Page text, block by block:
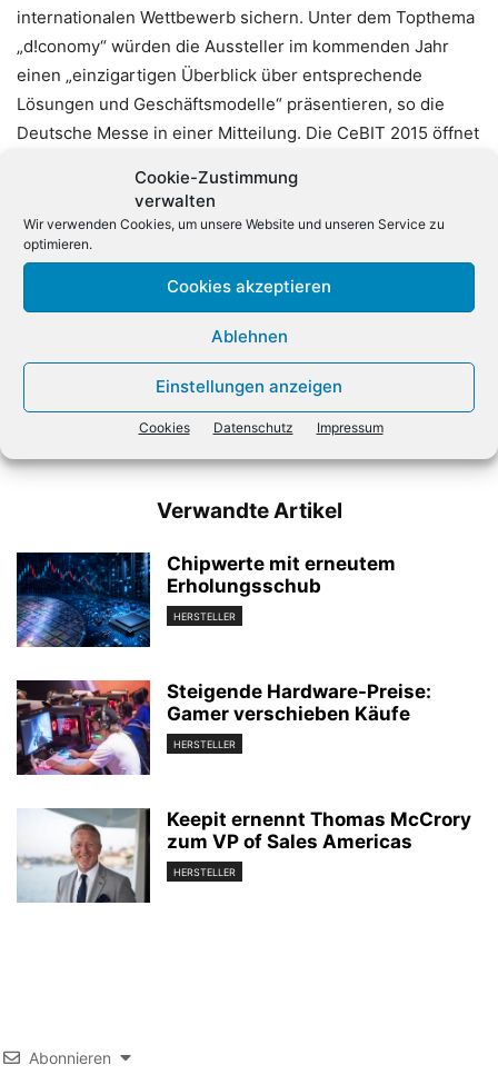
Cookie-Zustimmung
verwalten
Wir verwenden Cookies, um unsere Website und unseren Service zu
optimieren.
Cookies akzeptieren
Ablehnen
Einstellungen anzeigen
Cookies Datenschutz Impressum
internationalen Wettbewerb sichern. Unter dem Topthema
„d!conomy“ würden die Aussteller im kommenden Jahr
einen „einzigartigen Überblick über entsprechende
Lösungen und Geschäftsmodelle“ präsentieren, so die
Deutsche Messe in einer Mitteilung. Die CeBIT 2015 öffnet
bis zum 20. März 2015.
Gamer spielen gemeinsam
Wachstum im Online-Handel
schwächt sich ab
Verwandte Artikel
Chipwerte mit erneutem
Erholungsschub
HERSTELLER
Steigende Hardware-Preise:
Gamer verschieben Käufe
HERSTELLER
Keepit ernennt Thomas McCrory
zum VP of Sales Americas
HERSTELLER
Abonnieren